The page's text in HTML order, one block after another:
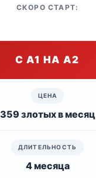
СКОРО СТАРТ:
С А1 НА А2
359 злотых в месяц
4 месяца